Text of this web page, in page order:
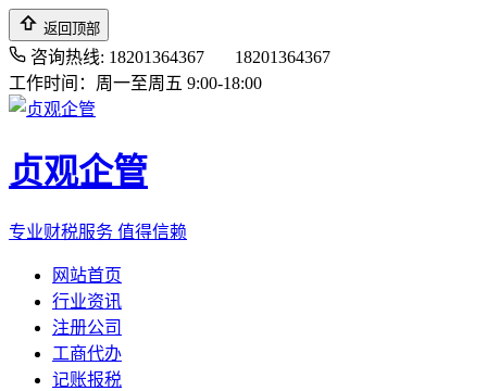
返回顶部
咨询热线: 18201364367
18201364367
工作时间：周一至周五 9:00-18:00
贞观企管
专业财税服务 值得信赖
网站首页
行业资讯
注册公司
工商代办
记账报税